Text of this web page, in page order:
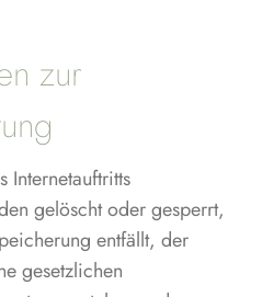
zur
Internetauftritts
gelöscht oder gesperrt,
entfällt, der
gesetzlichen